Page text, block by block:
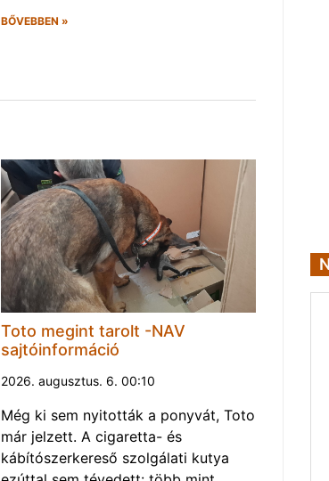
BŐVEBBEN »
Toto megint tarolt -NAV
sajtóinformáció
2026. augusztus. 6. 00:10
Még ki sem nyitották a ponyvát, Toto
már jelzett. A cigaretta- és
kábítószerkereső szolgálati kutya